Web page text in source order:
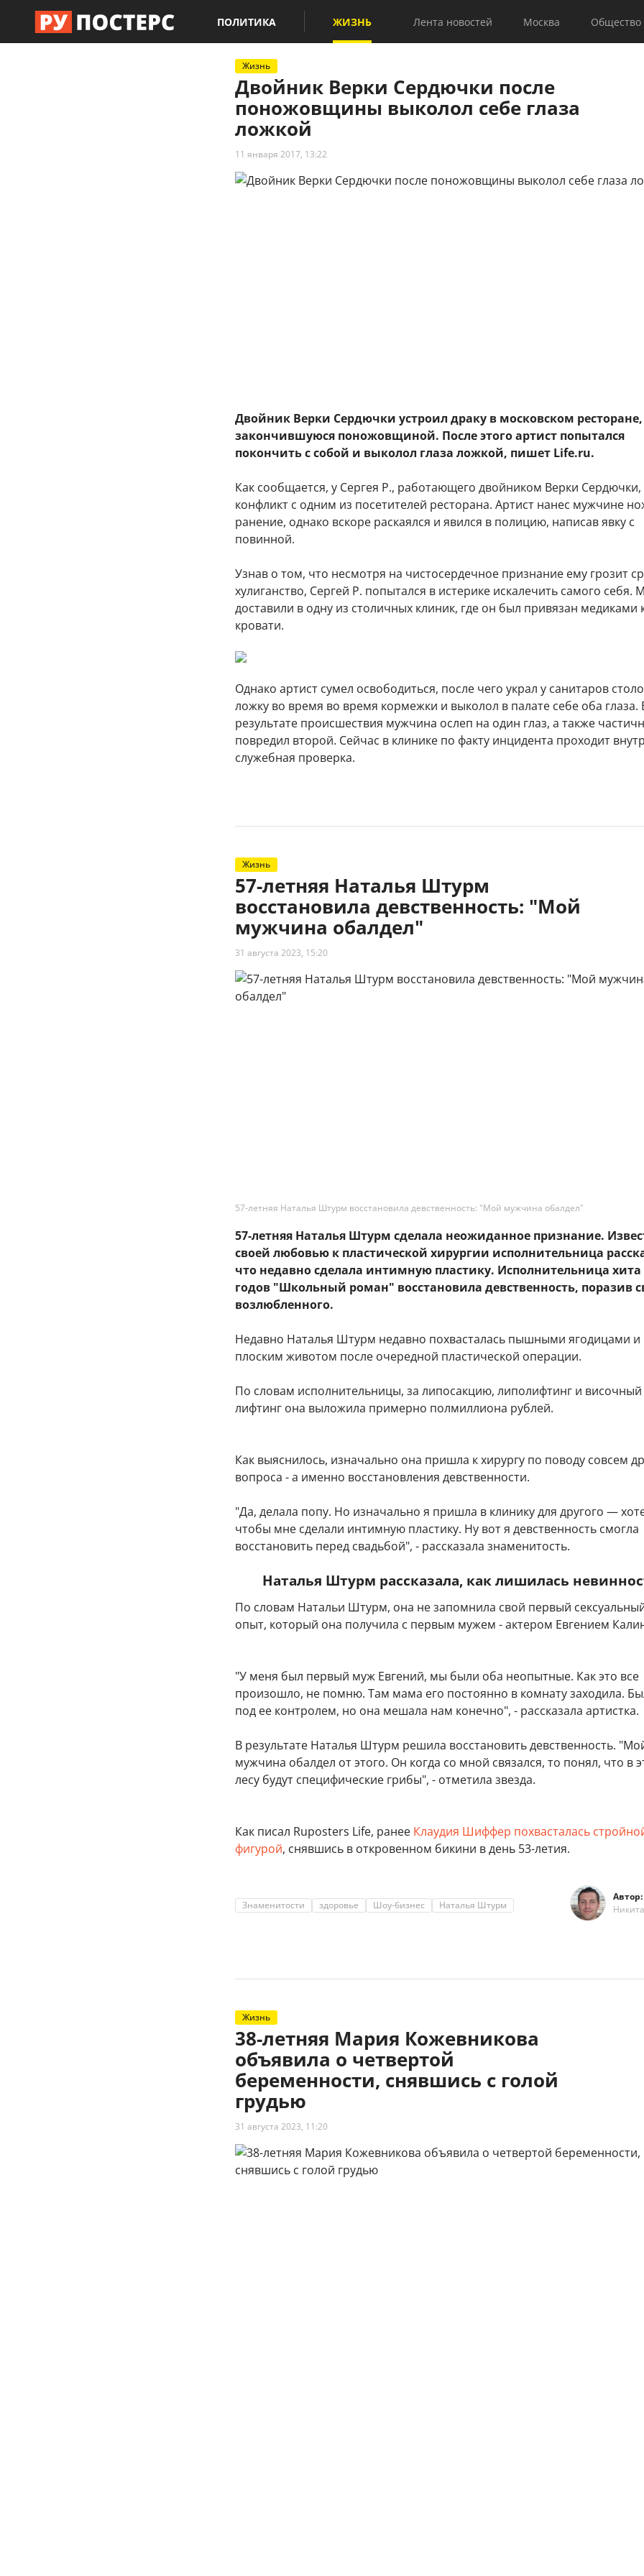
ПОЛИТИКА ЖИЗНЬ Лента новостей Москва Общество
Жизнь
Двойник Верки Сердючки после
поножовщины выколол себе глаза
ложкой
11 января 2017, 13:22
Двойник Верки Сердючки устроил драку в московском ресторане,
закончившуюся поножовщиной. После этого артист попытался
покончить с собой и выколол глаза ложкой, пишет Life.ru.
Как сообщается, у Сергея Р., работающего двойником Верки Сердючки,
конфликт с одним из посетителей ресторана. Артист нанес мужчине
ранение, однако вскоре раскаялся и явился в полицию, написав явку с
повинной.
Узнав о том, что несмотря на чистосердечное признание ему грозит
хулиганство, Сергей Р. попытался в истерике искалечить самого себя.
доставили в одну из столичных клиник, где он был привязан медиками
кровати.
Однако артист сумел освободиться, после чего украл у санитаров
ложку во время во время кормежки и выколол в палате себе оба глаза.
результате происшествия мужчина ослеп на один глаз, а также
повредил второй. Сейчас в клинике по факту инцидента проходит
служебная проверка.
Жизнь
57-летняя Наталья Штурм
восстановила девственность: "Мой
мужчина обалдел"
31 августа 2023, 15:20
57-летняя Наталья Штурм восстановила девственность: "Мой мужчина обалдел"
57-летняя Наталья Штурм сделала неожиданное признание.
своей любовью к пластической хирургии исполнительница
что недавно сделала интимную пластику. Исполнительница хита
годов "Школьный роман" восстановила девственность, поразив
возлюбленного.
Недавно Наталья Штурм недавно похвасталась пышными ягодицами и
плоским животом после очередной пластической операции.
По словам исполнительницы, за липосакцию, липолифтинг и височный
лифтинг она выложила примерно полмиллиона рублей.
Как выяснилось, изначально она пришла к хирургу по поводу совсем
вопроса - а именно восстановления девственности.
"Да, делала попу. Но изначально я пришла в клинику для другого —
чтобы мне сделали интимную пластику. Ну вот я девственность смогла
восстановить перед свадьбой", - рассказала знаменитость.
Наталья Штурм рассказала, как лишилась
По словам Натальи Штурм, она не запомнила свой первый
опыт, который она получила с первым мужем - актером Евгением
"У меня был первый муж Евгений, мы были оба неопытные. Как это все
произошло, не помню. Там мама его постоянно в комнату заходила.
под ее контролем, но она мешала нам конечно", - рассказала артистка.
В результате Наталья Штурм решила восстановить девственность.
мужчина обалдел от этого. Он когда со мной связался, то понял, что в
лесу будут специфические грибы", - отметила звезда.
Как писал Ruposters Life, ранее Клаудия Шиффер похвасталась
фигурой, снявшись в откровенном бикини в день 53-летия.
Знаменитости здоровье Шоу-бизнес Наталья Штурм
Автор:
Жизнь
38-летняя Мария Кожевникова
объявила о четвертой
беременности, снявшись с голой
грудью
31 августа 2023, 11:20